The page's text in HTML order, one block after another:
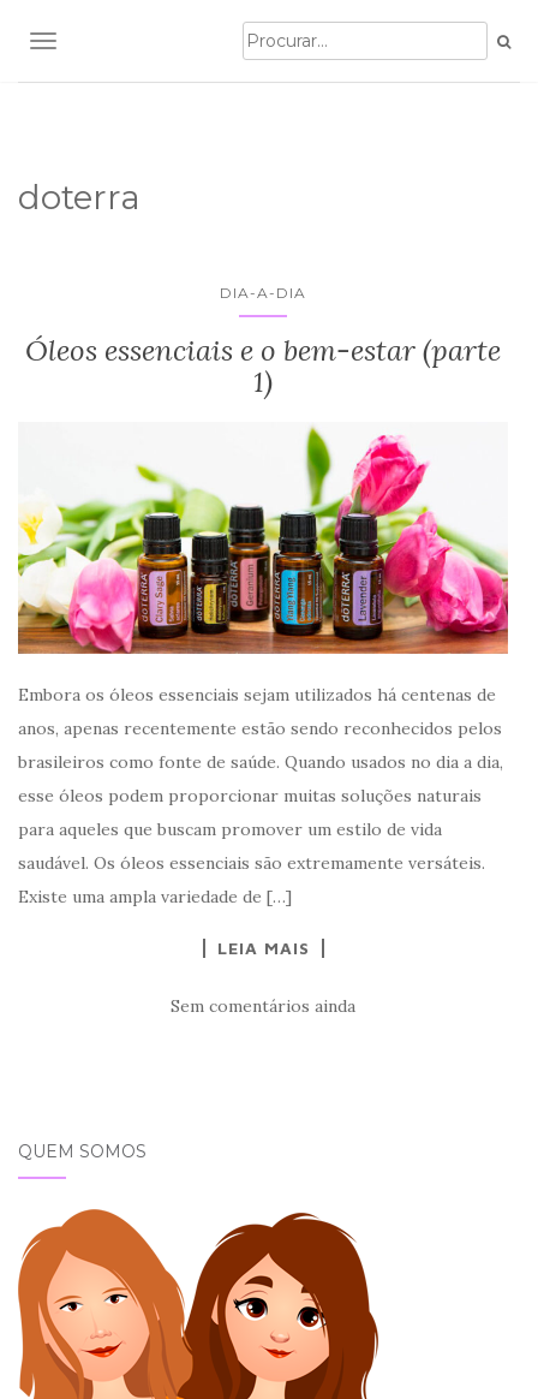
TOGGLE NAVIGATION
doterra
DIA-A-DIA
Óleos essenciais e o bem-estar (parte
1)
Embora os óleos essenciais sejam utilizados há centenas de
anos, apenas recentemente estão sendo reconhecidos pelos
brasileiros como fonte de saúde. Quando usados no dia a dia,
esse óleos podem proporcionar muitas soluções naturais
para aqueles que buscam promover um estilo de vida
saudável. Os óleos essenciais são extremamente versáteis.
Existe uma ampla variedade de […]
LEIA MAIS
Sem comentários ainda
QUEM SOMOS